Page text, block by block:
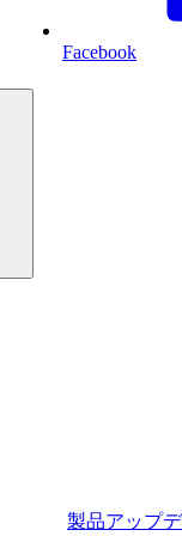
Facebook
製品アップ